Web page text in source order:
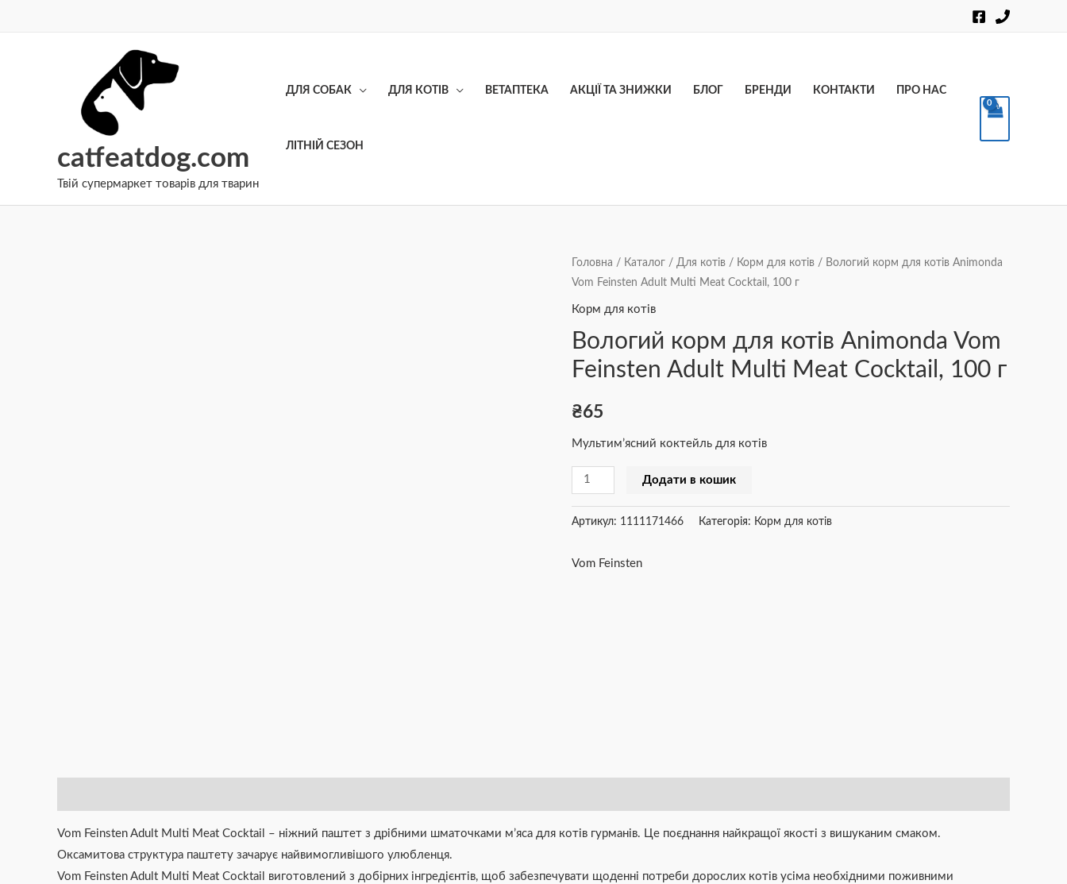
catfeatdog.com
Твій супермаркет товарів для тварин
ДЛЯ СОБАК ДЛЯ КОТІВ ВЕТАПТЕКА АКЦІЇ ТА ЗНИЖКИ БЛОГ БРЕНДИ КОНТАКТИ ПРО НАС
ЛІТНІЙ СЕЗОН
Головна / Каталог / Для котів / Корм для котів / Вологий корм для котів Animonda
Vom Feinsten Adult Multi Meat Cocktail, 100 г
Корм для котів
Вологий корм для котів Animonda Vom
Feinsten Adult Multi Meat Cocktail, 100 г
₴65
Мультим’ясний коктейль для котів
Вологий
корм
для
Animonda
Vom
Adult
Cocktail,
г
Додати в кошик
Артикул: 1111171466 Категорія: Корм для котів
Vom Feinsten
Vom Feinsten Adult Multi Meat Cocktail – ніжний паштет з дрібними шматочками м’яса для котів гурманів. Це поєднання найкращої якості з вишуканим смаком.
Оксамитова структура паштету зачарує найвимогливішого улюбленця.
Vom Feinsten Adult Multi Meat Cocktail виготовлений з добірних інгредієнтів, щоб забезпечувати щоденні потреби дорослих котів усіма необхідними поживними